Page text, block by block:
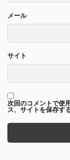
メール
サイト
次回のコメントで使
ス、サイトを保存する